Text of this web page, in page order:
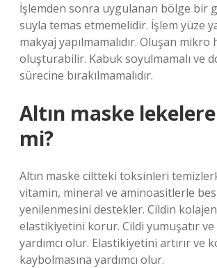
İşlemden sonra uygulanan bölge bir
suyla temas etmemelidir. İşlem yüze
makyaj yapılmamalıdır. Oluşan
oluşturabilir. Kabuk soyulmamalı ve
sürecine bırakılmamalıdır.
Altın maske
mi?
Altın maske ciltteki toksinleri
vitamin, mineral ve aminoasitlerle
yenilenmesini destekler. Cildin
elastikiyetini korur. Cildi yumuşatır
yardımcı olur. Elastikiyetini artırır ve
kaybolmasına yardımcı olur.